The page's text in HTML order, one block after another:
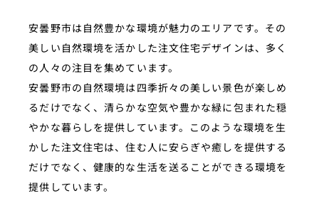
安曇野市は自然豊かな環境が魅力のエリアです。その
美しい自然環境を活かした注文住宅デザインは、多く
の人々の注目を集めています。
安曇野市の自然環境は四季折々の美しい景色が楽しめ
るだけでなく、清らかな空気や豊かな緑に包まれた穏
やかな暮らしを提供しています。このような環境を生
かした注文住宅は、住む人に安らぎや癒しを提供する
だけでなく、健康的な生活を送ることができる環境を
提供しています。